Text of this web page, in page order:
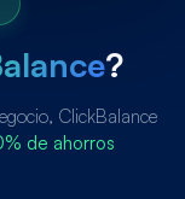
?
ClickBalance
de ahorros